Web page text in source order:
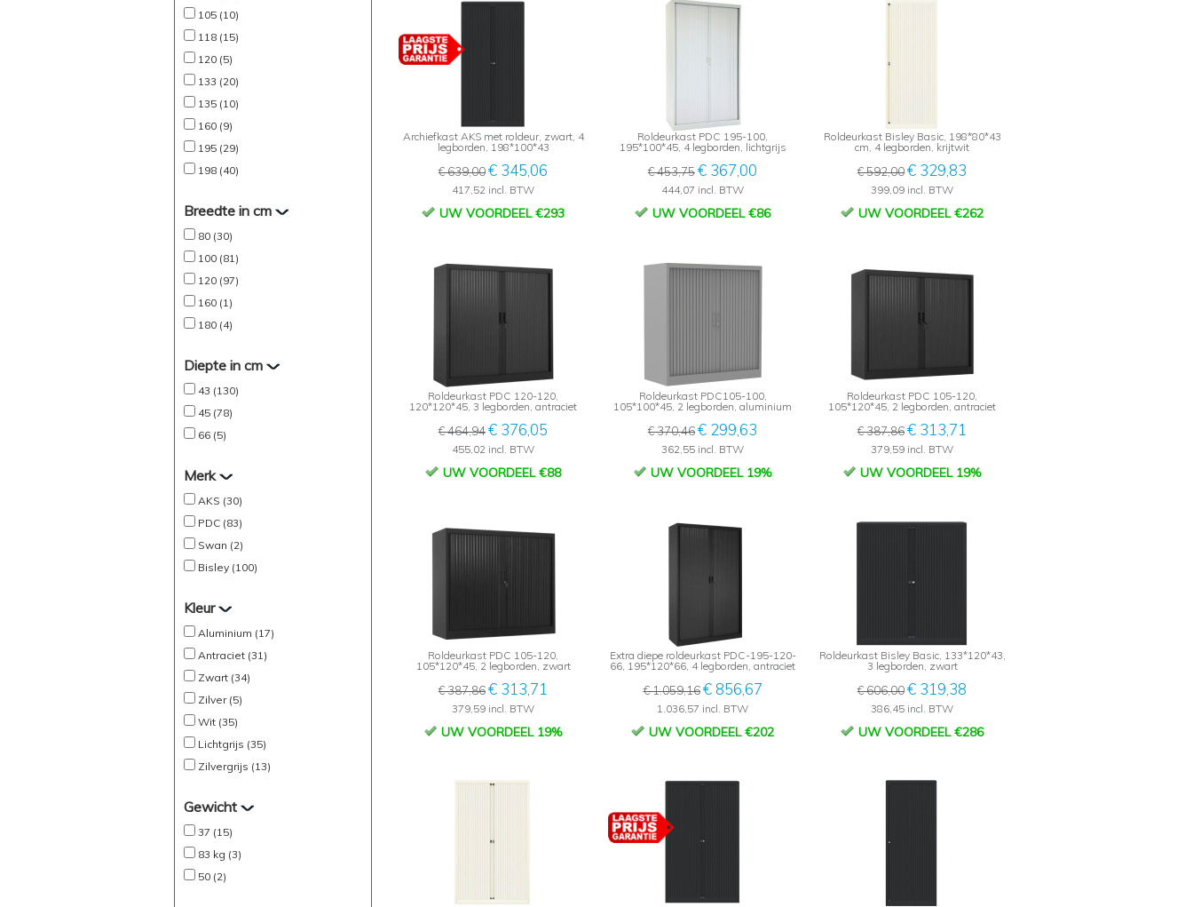
105 (10)
118 (15)
120 (5)
133 (20)
135 (10)
160 (9)
195 (29)
198 (40)
Breedte in cm
80 (30)
100 (81)
120 (97)
160 (1)
180 (4)
Diepte in cm
43 (130)
45 (78)
66 (5)
Merk
AKS (30)
PDC (83)
Swan (2)
Bisley (100)
Kleur
Aluminium (17)
Antraciet (31)
Zwart (34)
Zilver (5)
Wit (35)
Lichtgrijs (35)
Zilvergrijs (13)
Gewicht
37 (15)
83 kg (3)
50 (2)
Archiefkast AKS met roldeur, zwart, 4
legborden, 198*100*43
€ 639,00€ 345,06
417,52 incl. BTW
UW VOORDEEL €293
Roldeurkast PDC 195-100,
195*100*45, 4 legborden, lichtgrijs
€ 453,75€ 367,00
444,07 incl. BTW
UW VOORDEEL €86
Roldeurkast Bisley Basic, 198*80*43
cm, 4 legborden, krijtwit
€ 592,00€ 329,83
399,09 incl. BTW
UW VOORDEEL €262
Roldeurkast PDC 120-120,
120*120*45, 3 legborden, antraciet
€ 464,94€ 376,05
455,02 incl. BTW
UW VOORDEEL €88
Roldeurkast PDC105-100,
105*100*45, 2 legborden, aluminium
€ 370,46€ 299,63
362,55 incl. BTW
UW VOORDEEL 19%
Roldeurkast PDC 105-120,
105*120*45, 2 legborden, antraciet
€ 387,86€ 313,71
379,59 incl. BTW
UW VOORDEEL 19%
Roldeurkast PDC 105-120,
105*120*45, 2 legborden, zwart
€ 387,86€ 313,71
379,59 incl. BTW
UW VOORDEEL 19%
Extra diepe roldeurkast PDC-195-120-
66, 195*120*66, 4 legborden, antraciet
€ 1.059,16 € 856,67
1.036,57 incl. BTW
UW VOORDEEL €202
Roldeurkast Bisley Basic, 133*120*43,
3 legborden, zwart
€ 606,00€ 319,38
386,45 incl. BTW
UW VOORDEEL €286